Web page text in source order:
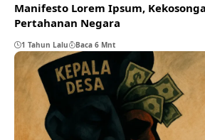
Manifesto Lorem Ipsum,
Pertahanan Negara
1 Tahun Lalu Baca 6 Mnt